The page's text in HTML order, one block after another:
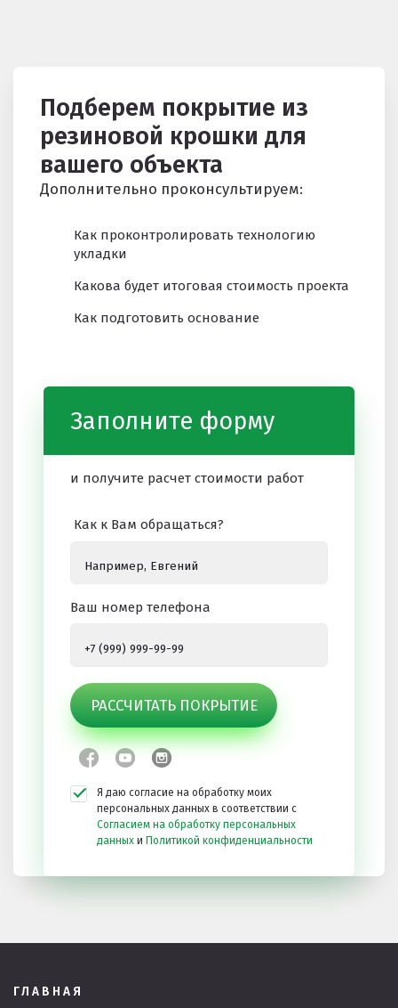
Подберем покрытие из
резиновой крошки для
вашего объекта
Дополнительно проконсультируем:
Как проконтролировать технологию
укладки
Какова будет итоговая стоимость проекта
Как подготовить основание
Заполните форму
и получите расчет стоимости работ
Как к Вам обращаться?
Ваш номер телефона
РАССЧИТАТЬ ПОКРЫТИЕ
Я даю согласие на обработку моих
персональных данных в соответствии с
Согласием на обработку персональных
данных и Политикой конфиденциальности
ГЛАВНАЯ